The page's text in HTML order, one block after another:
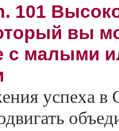
101
вы
с малыми
успеха